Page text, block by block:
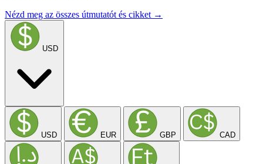
Nézd meg az összes útmutatót és cikket →
USD
USD EUR GBP CAD